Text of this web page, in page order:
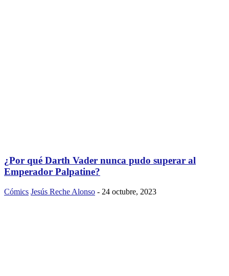
¿Por qué Darth Vader nunca pudo superar al
Emperador Palpatine?
Cómics Jesús Reche Alonso - 24 octubre, 2023